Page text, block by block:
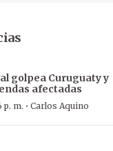
golpea Curuguaty y
afectadas
p. m. · Carlos Aquino